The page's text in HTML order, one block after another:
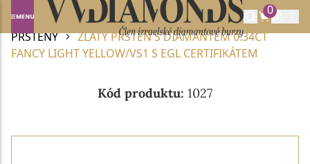
0
Domů DIAMANTOVÉ ŠPERKY
DIAMANTOVÉ
PRSTENY
ZLATÝ PRSTEN S DIAMANTEM 0.34CT
FANCY LIGHT YELLOW/VS1 S EGL CERTIFIKÁTEM
Kód produktu: 1027